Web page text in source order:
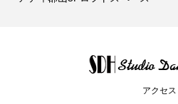
アクセス